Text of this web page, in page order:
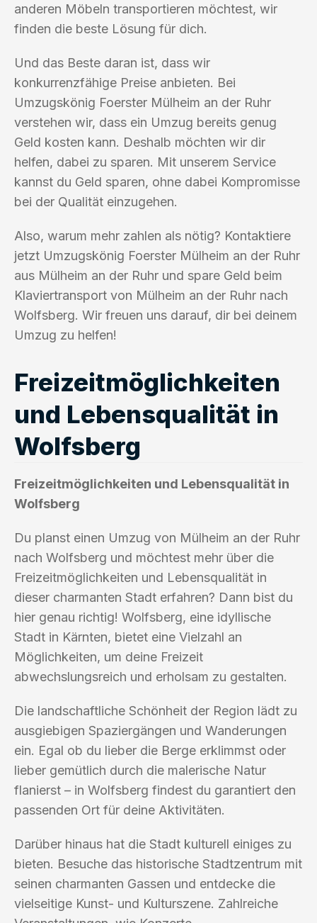
anderen Möbeln transportieren möchtest, wir
finden die beste Lösung für dich.
Und das Beste daran ist, dass wir
konkurrenzfähige Preise anbieten. Bei
Umzugskönig Foerster Mülheim an der Ruhr
verstehen wir, dass ein Umzug bereits genug
Geld kosten kann. Deshalb möchten wir dir
helfen, dabei zu sparen. Mit unserem Service
kannst du Geld sparen, ohne dabei Kompromisse
bei der Qualität einzugehen.
Also, warum mehr zahlen als nötig? Kontaktiere
jetzt Umzugskönig Foerster Mülheim an der Ruhr
aus Mülheim an der Ruhr und spare Geld beim
Klaviertransport von Mülheim an der Ruhr nach
Wolfsberg. Wir freuen uns darauf, dir bei deinem
Umzug zu helfen!
Freizeitmöglichkeiten
und Lebensqualität in
Wolfsberg
Freizeitmöglichkeiten und Lebensqualität in
Wolfsberg
Du planst einen Umzug von Mülheim an der Ruhr
nach Wolfsberg und möchtest mehr über die
Freizeitmöglichkeiten und Lebensqualität in
dieser charmanten Stadt erfahren? Dann bist du
hier genau richtig! Wolfsberg, eine idyllische
Stadt in Kärnten, bietet eine Vielzahl an
Möglichkeiten, um deine Freizeit
abwechslungsreich und erholsam zu gestalten.
Die landschaftliche Schönheit der Region lädt zu
ausgiebigen Spaziergängen und Wanderungen
ein. Egal ob du lieber die Berge erklimmst oder
lieber gemütlich durch die malerische Natur
flanierst – in Wolfsberg findest du garantiert den
passenden Ort für deine Aktivitäten.
Darüber hinaus hat die Stadt kulturell einiges zu
bieten. Besuche das historische Stadtzentrum mit
seinen charmanten Gassen und entdecke die
vielseitige Kunst- und Kulturszene. Zahlreiche